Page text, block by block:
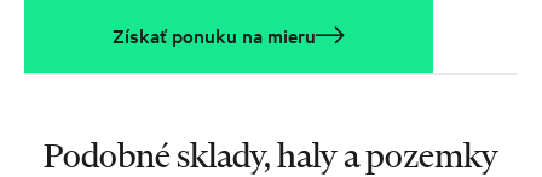
Získať ponuku na mieru
Podobné sklady, haly a pozemky